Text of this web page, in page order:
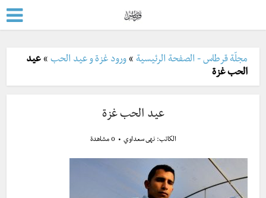
مجلّة قرطاس - الصفحة الرئيسية »ورود غزة و عيد الحب »عيد
الحب غزة
عيد الحب غزة
الكاتب:نهى سعداوي 0 مشاهدة